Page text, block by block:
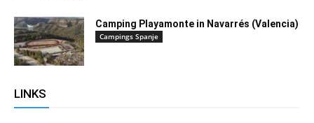
Camping Playamonte in Navarrés (Valencia)
Campings Spanje
LINKS